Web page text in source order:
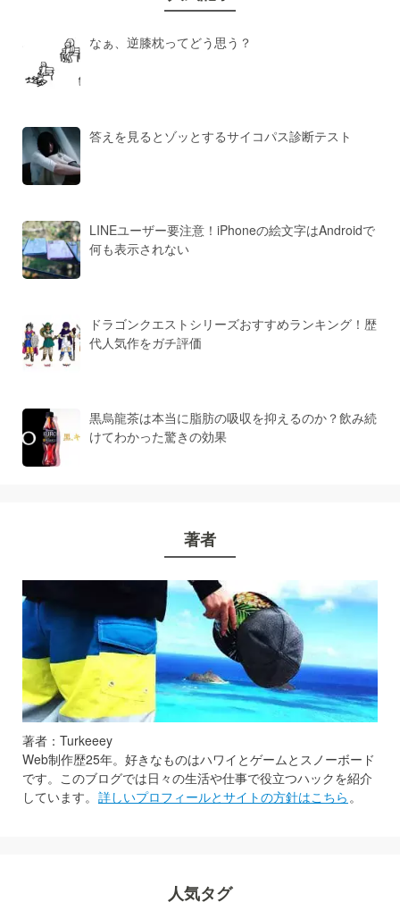
なぁ、逆膝枕ってどう思う？
答えを見るとゾッとするサイコパス診断テスト
LINEユーザー要注意！iPhoneの絵文字はAndroidで
何も表示されない
ドラゴンクエストシリーズおすすめランキング！歴
代人気作をガチ評価
黒烏龍茶は本当に脂肪の吸収を抑えるのか？飲み続
けてわかった驚きの効果
著者
著者：Turkeeey
Web制作歴25年。好きなものはハワイとゲームとスノーボード
です。このブログでは日々の生活や仕事で役立つハックを紹介
しています。 詳しいプロフィールとサイトの方針はこちら 。
人気タグ